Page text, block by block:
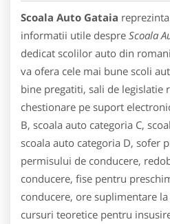
Scoala Auto Gataia
informatii utile despre Scoala
dedicat scolilor auto din
va ofera cele mai bune scoli
bine pregatiti, sali de legislatie
chestionare pe suport
B, scoala auto categoria C,
scoala auto categoria D, sofer
permisului de conducere,
conducere, fise pentru
conducere, ore suplimentare
cursuri teoretice pentru